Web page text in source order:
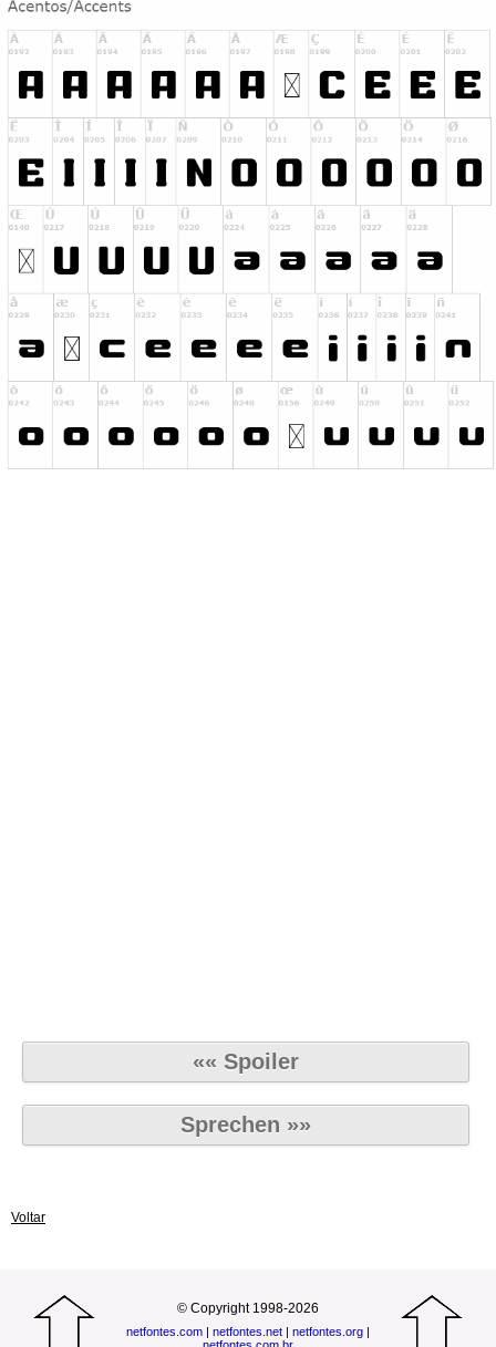
«« Spoiler
Sprechen »»
Voltar
© Copyright 1998-2026
netfontes.com | netfontes.net | netfontes.org |